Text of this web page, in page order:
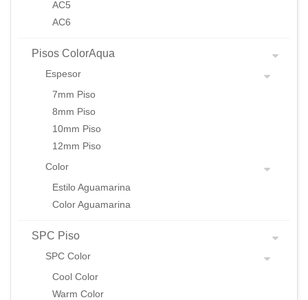
AC5
AC6
Pisos ColorAqua
Espesor
7mm Piso
8mm Piso
10mm Piso
12mm Piso
Color
Estilo Aguamarina
Color Aguamarina
SPC Piso
SPC Color
Cool Color
Warm Color